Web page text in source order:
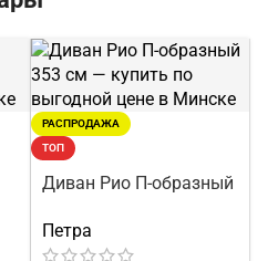
РАСПРОДАЖА
ТОП
Диван Рио П-образный
Петра